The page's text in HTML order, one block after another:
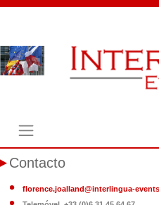
Skip
Contacto
florence.joalland@interlingua-